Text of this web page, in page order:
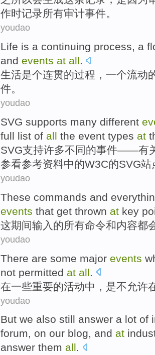
作时记录所有审计事件。
youdao
Life is a continuing process, a
and events at all.
生活是个连贯的过程 ， 一个流动
件。
youdao
SVG supports many different
full list of all the event types at
SVG支持许多不同的事件——有
参看参考资料中的W3C的SVG站
youdao
These commands and
events that get thrown at key
这期间输入 的所有命令和内容都
youdao
There are some major events
not permitted at all
在一些重要的活动中 ， 是不允许
youdao
But we also still answer a lot of
forum, on our blog, and at
answer them all.